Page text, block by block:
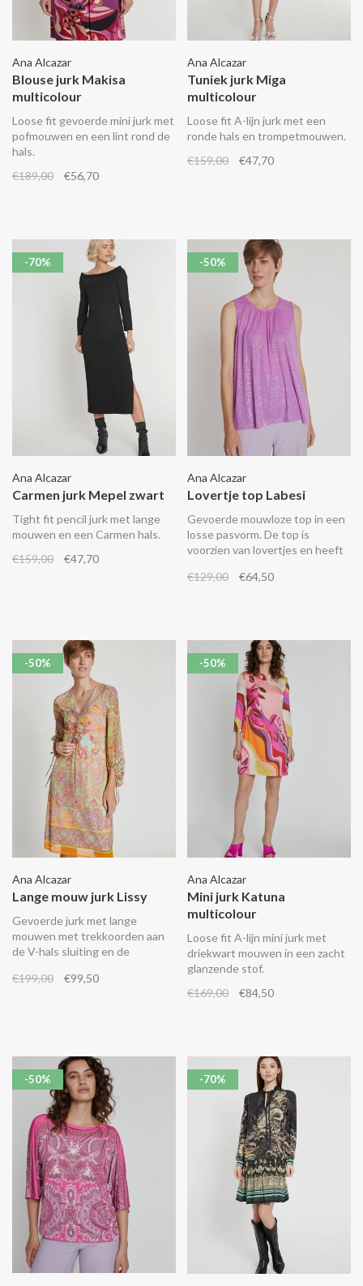
Ana Alcazar
Blouse jurk Makisa
multicolour
Loose fit gevoerde mini jurk met
pofmouwen en een lint rond de
hals.
€189,00
€56,70
Ana Alcazar
Tuniek jurk Miga
multicolour
Loose fit A-lijn jurk met een
ronde hals en trompetmouwen.
€159,00
€47,70
-70%
Ana Alcazar
Carmen jurk Mepel zwart
Tight fit pencil jurk met lange
mouwen en een Carmen hals.
€159,00
€47,70
-50%
Ana Alcazar
Lovertje top Labesi
Gevoerde mouwloze top in een
losse pasvorm. De top is
voorzien van lovertjes en heeft
en een koordsluiting in de nek.
€129,00 €64,50
-50%
Ana Alcazar
Lange mouw jurk Lissy
Gevoerde jurk met lange
mouwen met trekkoorden aan
de V-hals sluiting en de
€199,00
€99,50
-50%
Ana Alcazar
Mini jurk Katuna
multicolour
Loose fit A-lijn mini jurk met
driekwart mouwen in een zacht
glanzende stof.
€169,00
€84,50
-50% -70%